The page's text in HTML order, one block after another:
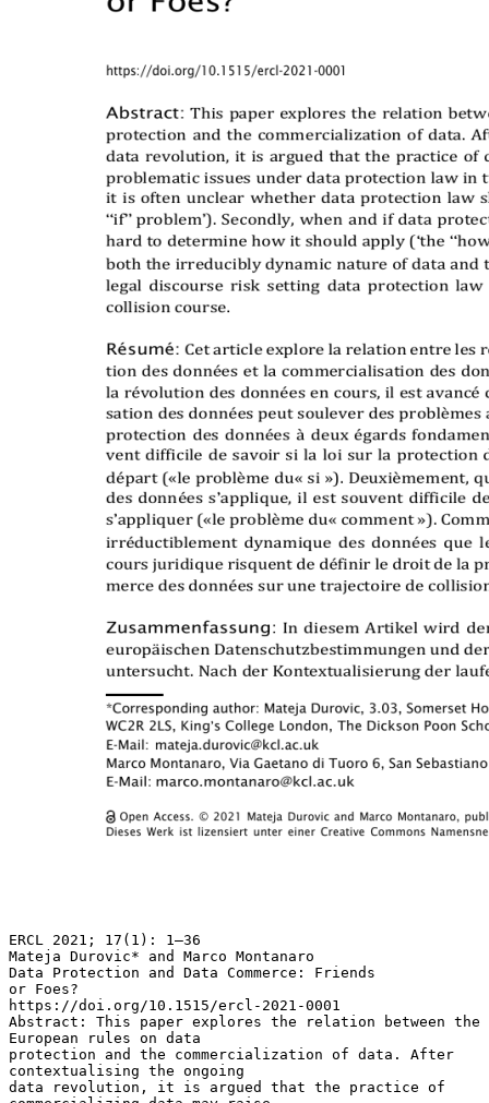
ERCL 2021; 17(1): 1–36
Mateja Durovic* and Marco Montanaro
Data Protection and Data Commerce: Friends
or Foes?
https://doi.org/10.1515/ercl-2021-0001
Abstract: This paper explores the relation between the
European rules on data
protection and the commercialization of data. After
contextualising the ongoing
data revolution, it is argued that the practice of